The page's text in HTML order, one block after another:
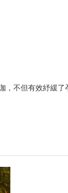
，不但有效紓緩了